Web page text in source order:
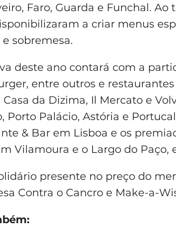
Faro, Guarda e Funchal.
a criar menus
sobremesa.
deste ano contará com a
entre outros e
Casa da Dizima, Il Mercato e
Porto Palácio, Astória e
& Bar em Lisboa e os
Vilamoura e o Largo do Paço,
presente no preço do
Contra o Cancro e Make-a-